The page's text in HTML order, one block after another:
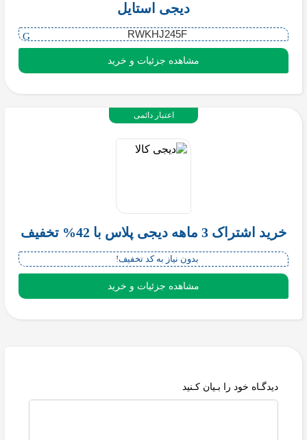
دیجی استایل
RWKHJ245F
مشاهده جزئیات و خرید
خرید اشتراک 3 ماهه دیجی پلاس با 42% تخفیف
بدون نیاز به کد تخفیف!
مشاهده جزئیات و خرید
اعتبار دائمی
دیدگـاه خود را بـیان کـنید